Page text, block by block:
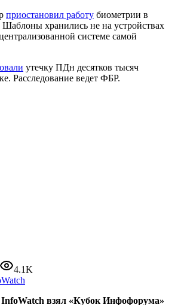
приостановил работу биометрии в
хранились не на устройствах
системе самой
утечку ПДн десятков тысяч
Расследование ведет ФБР.
4.1K
взял «Кубок Инфофорума»